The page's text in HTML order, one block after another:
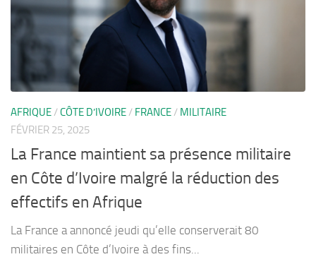
AFRIQUE /CÔTE D’IVOIRE / FRANCE / MILITAIRE
FÉVRIER 25, 2025
La France maintient sa présence militaire
en Côte d’Ivoire malgré la réduction des
effectifs en Afrique
La France a annoncé jeudi qu’elle conserverait 80
militaires en Côte d’Ivoire à des fins...